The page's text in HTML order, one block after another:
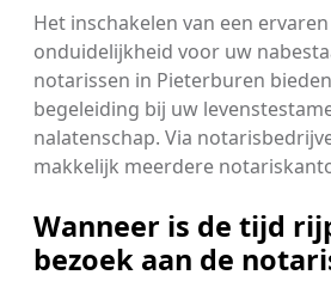
Het inschakelen van een
onduidelijkheid voor uw
notarissen in Pieterburen
begeleiding bij uw
nalatenschap. Via
makkelijk meerdere
Wanneer is de tijd
bezoek aan de